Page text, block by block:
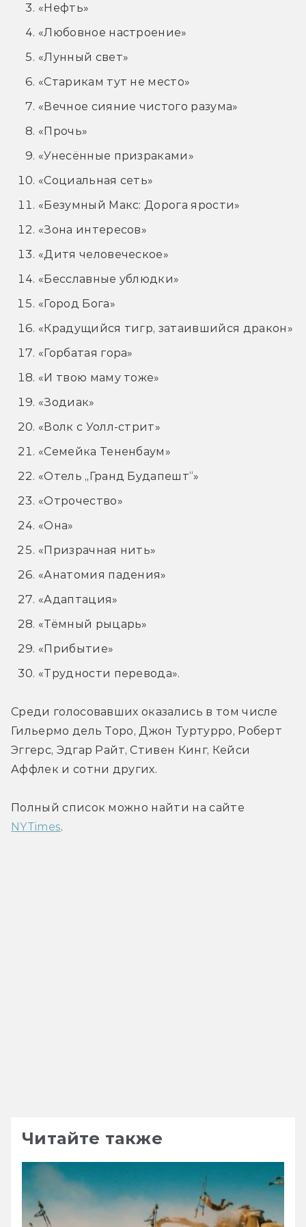
«Нефть»
«Любовное настроение»
«Лунный свет»
«Старикам тут не место»
«Вечное сияние чистого разума»
«Прочь»
«Унесённые призраками»
«Социальная сеть»
«Безумный Макс: Дорога ярости»
«Зона интересов»
«Дитя человеческое»
«Бесславные ублюдки»
«Город Бога»
«Крадущийся тигр, затаившийся дракон»
«Горбатая гора»
«И твою маму тоже»
«Зодиак»
«Волк с Уолл-стрит»
«Семейка Тененбаум»
«Отель „Гранд Будапешт“»
«Отрочество»
«Она»
«Призрачная нить»
«Анатомия падения»
«Адаптация»
«Тёмный рыцарь»
«Прибытие»
«Трудности перевода».
Среди голосовавших оказались в том числе
Гильермо дель Торо, Джон Туртурро, Роберт
Эггерс, Эдгар Райт, Стивен Кинг, Кейси
Аффлек и сотни других.
NYTimes.
Читайте также